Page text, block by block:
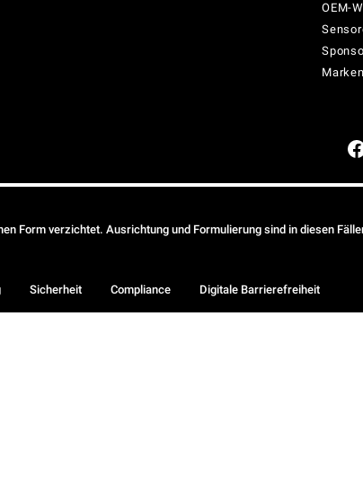
OEM-
Form verzichtet. Ausrichtung und Formulierung sind in diesen
Sicherheit Compliance Digitale Barrierefreiheit